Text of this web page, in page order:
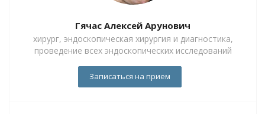
Гячас Алексей Арунович
хирург, эндоскопическая хирургия и диагностика,
проведение всех эндоскопических исследований
Записаться на прием